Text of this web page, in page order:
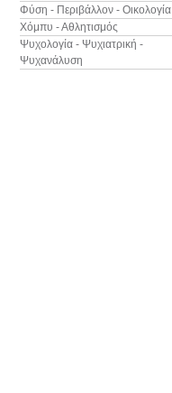
Φύση - Περιβάλλον - Οικολογία
Χόμπυ - Αθλητισμός
Ψυχολογία - Ψυχιατρική -
Ψυχανάλυση